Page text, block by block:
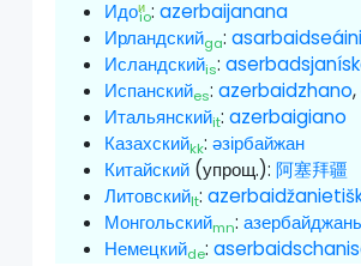
Идои
io:azerbaijanana
Ирландскийga:
Исландскийis:
Испанскийes:azerbaidzhano,
Итальянскийit:azerbaigiano
Казахскийkk:әзірбайжан
Китайский (упрощ.):阿塞拜疆
Литовскийlt:
Монгольскийmn:
Немецкийde: